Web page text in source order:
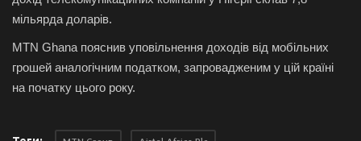
мільярда доларів.
MTN Ghana пояснив уповільнення доходів від мобільних
грошей аналогічним податком, запровадженим у цій країні
на початку цього року.